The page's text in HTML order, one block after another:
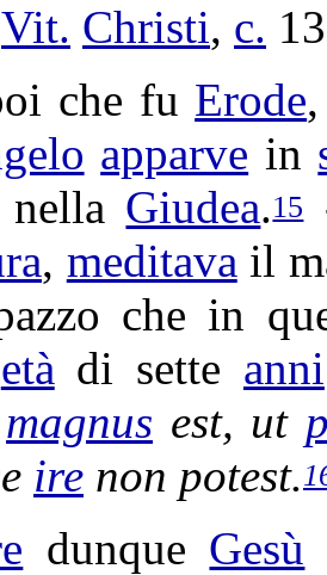
Vit. Christi, c.
che fu Erode
apparve in
nella Giudea.15
, meditava il
che in
età di sette anni
magnus est, ut
ire non potest.
dunque Gesù